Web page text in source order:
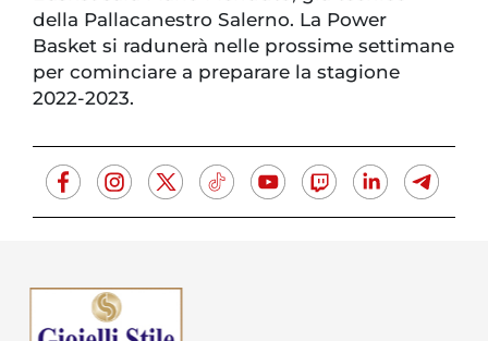
della Pallacanestro Salerno. La Power
Basket si radunerà nelle prossime settimane
per cominciare a preparare la stagione
2022-2023.